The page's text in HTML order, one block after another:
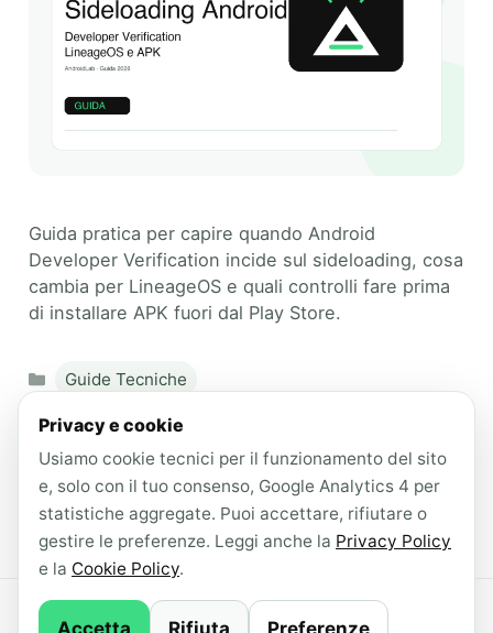
Guida pratica per capire quando Android
Developer Verification incide sul sideloading, cosa
cambia per LineageOS e quali controlli fare prima
di installare APK fuori dal Play Store.
Categories
Guide Tecniche
Android , APK
Developer Verification
, LineageOS
,
sideloading
Leave a comment
© 2026 AndroidLab · Contenuti redatti con il
Privacy e cookie
Usiamo cookie tecnici per il funzionamento del sito
e, solo con il tuo consenso, Google Analytics 4 per
statistiche aggregate. Puoi accettare, rifiutare o
gestire le preferenze. Leggi anche la Privacy Policy
e la Cookie Policy.
Accetta Rifiuta Preferenze